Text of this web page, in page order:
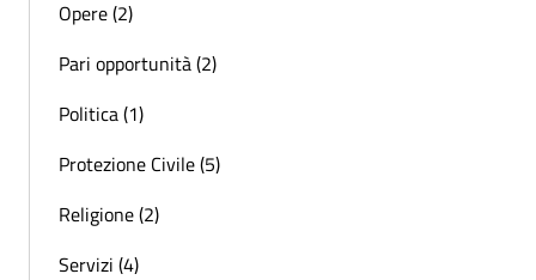
Opere (2)
Pari opportunità (2)
Politica (1)
Protezione Civile (5)
Religione (2)
Servizi (4)